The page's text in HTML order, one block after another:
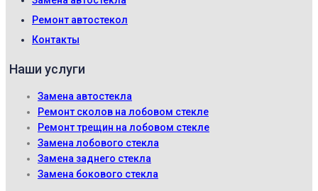
Ремонт автостекол
Контакты
Наши услуги
Замена автостекла
Ремонт сколов на лобовом стекле
Ремонт трещин на лобовом стекле
Замена лобового стекла
Замена заднего стекла
Замена бокового стекла